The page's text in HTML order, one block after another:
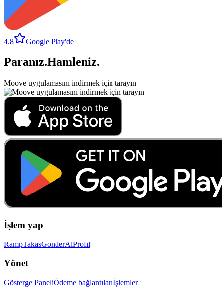
4.8 Google Play'de
Paranız.Hamleniz.
Moove uygulamasını indirmek için tarayın
İşlem yap
RampTakasGönderAlProfil
Yönet
Gösterge PaneliÖdeme bağlantılarıİşlemler